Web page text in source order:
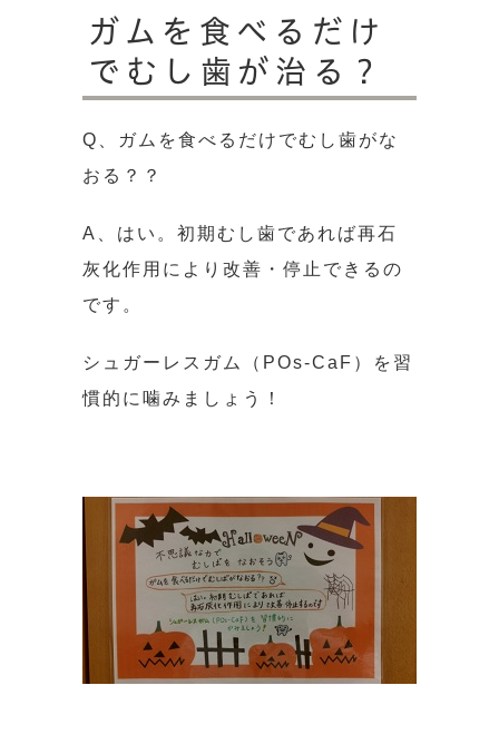
ガムを食べるだけ
でむし歯が治る？
Q、ガムを食べるだけでむし歯がな
おる？？
A、はい。初期むし歯であれば再石
灰化作用により改善・停止できるの
です。
シュガーレスガム（POs-CaF）を習
慣的に噛みましょう！